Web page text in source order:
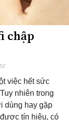
chập
việc hết sức
nhiên trong
dùng hay gặp
tín hiệu, có